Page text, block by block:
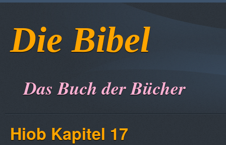
Die Bibel
Das Buch der Bücher
Hiob Kapitel 17